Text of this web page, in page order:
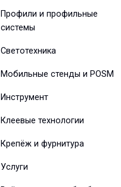
Профили и профильные
системы
Светотехника
Мобильные стенды и POSM
Инструмент
Клеевые технологии
Крепёж и фурнитура
Услуги